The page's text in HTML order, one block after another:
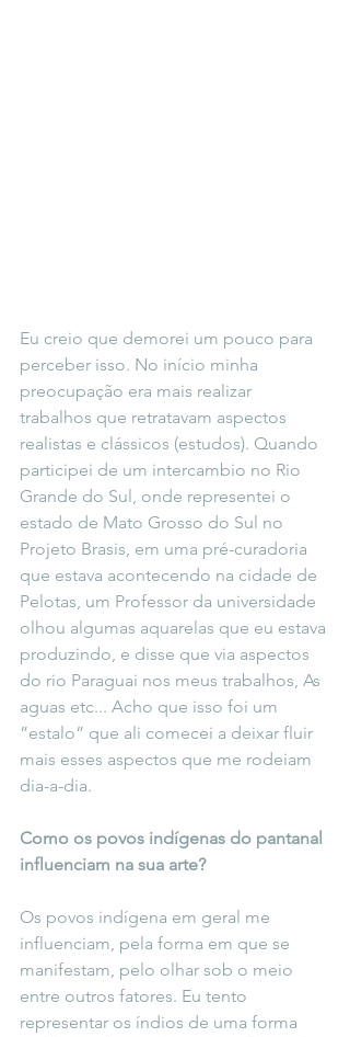
Eu creio que demorei um pouco para
perceber isso. No início minha
preocupação era mais realizar
trabalhos que retratavam aspectos
realistas e clássicos (estudos). Quando
participei de um intercambio no Rio
Grande do Sul, onde representei o
estado de Mato Grosso do Sul no
Projeto Brasis, em uma pré-curadoria
que estava acontecendo na cidade de
Pelotas, um Professor da universidade
olhou algumas aquarelas que eu estava
produzindo, e disse que via aspectos
do rio Paraguai nos meus trabalhos, As
aguas etc... Acho que isso foi um
”estalo” que ali comecei a deixar fluir
mais esses aspectos que me rodeiam
dia-a-dia.
Como os povos indígenas do pantanal
influenciam na sua arte?
Os povos indígena em geral me
influenciam, pela forma em que se
manifestam, pelo olhar sob o meio
entre outros fatores. Eu tento
representar os índios de uma forma